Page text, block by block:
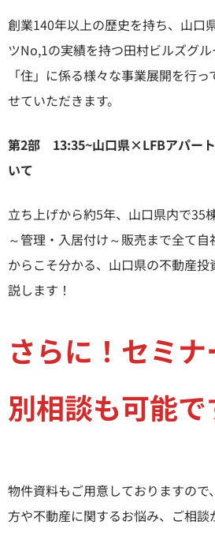
創業140年以上の歴史を持ち、山口
ツNo,1の実績を持つ田村ビルズグ
「住」に係る様々な事業展開を行
せていただきます。
第2部 13:35~山口県×LFBアパー
いて
立ち上げから約5年、山口県内で35
～管理・入居付け～販売まで全て
からこそ分かる、山口県の不動産
説します！
さらに！セミ
別相談も可能で
物件資料もご用意しておりますので
方や不動産に関するお悩み、ご相談